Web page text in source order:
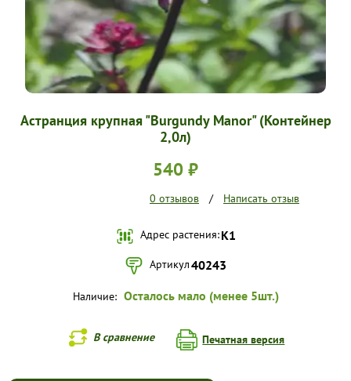
Астранция крупная "Burgundy Manor" (Контейнер
2,0л)
540 ₽
0 отзывов / Написать отзыв
Адрес растения:К1
Артикул40243
Наличие: Осталось мало (менее 5шт.)
В сравнение Печатная версия